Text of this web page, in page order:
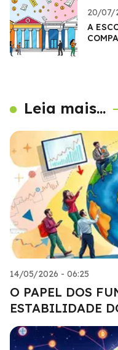
20/07/
A
Leia mais...
14/05/2026 - 06:25
O PAPEL DOS
ESTABILIDADE